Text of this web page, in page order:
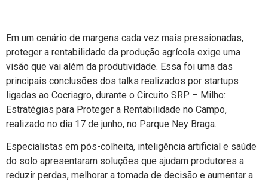
Em um cenário de margens cada vez mais pressionadas,
proteger a rentabilidade da produção agrícola exige uma
visão que vai além da produtividade. Essa foi uma das
principais conclusões dos talks realizados por startups
ligadas ao Cocriagro, durante o Circuito SRP – Milho:
Estratégias para Proteger a Rentabilidade no Campo,
realizado no dia 17 de junho, no Parque Ney Braga.
Especialistas em pós-colheita, inteligência artificial e saúde
do solo apresentaram soluções que ajudam produtores a
reduzir perdas, melhorar a tomada de decisão e aumentar a